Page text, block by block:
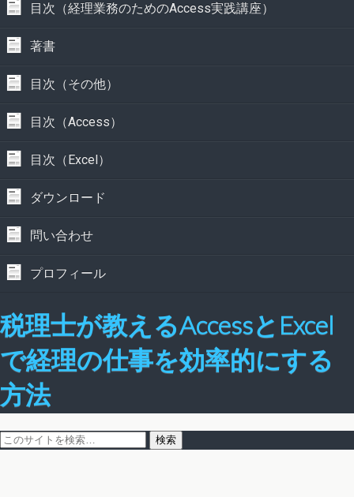
目次（経理業務のためのAccess実践講座）
著書
目次（その他）
目次（Access）
目次（Excel）
ダウンロード
問い合わせ
プロフィール
税理士が教えるAccessとExcel
で経理の仕事を効率的にする
方法